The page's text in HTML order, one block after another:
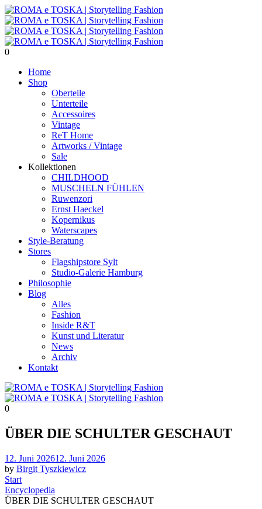
0
Home
Shop
Oberteile
Unterteile
Accessoires
Vintage
ReT Home
Artworks / Vintage
Sale
Kollektionen
CHILDHOOD
MUSCHELN FÜHLEN
Ruwenzori
Ernst Haeckel
Kopernikus
Waterscapes
Style-Beratung
Stores
Flagshipstore Sylt
Studio-Galerie Hamburg
Philosophie
Blog
Alles
Fashion
Inside R&T
Kunst und Literatur
News
Archiv
Kontakt
0
ÜBER DIE SCHULTER GESCHAUT
Posted
on
12. Juni 202612. Juni 2026
by Birgit Tyszkiewicz
Start
Encyclopedia
ÜBER DIE SCHULTER GESCHAUT